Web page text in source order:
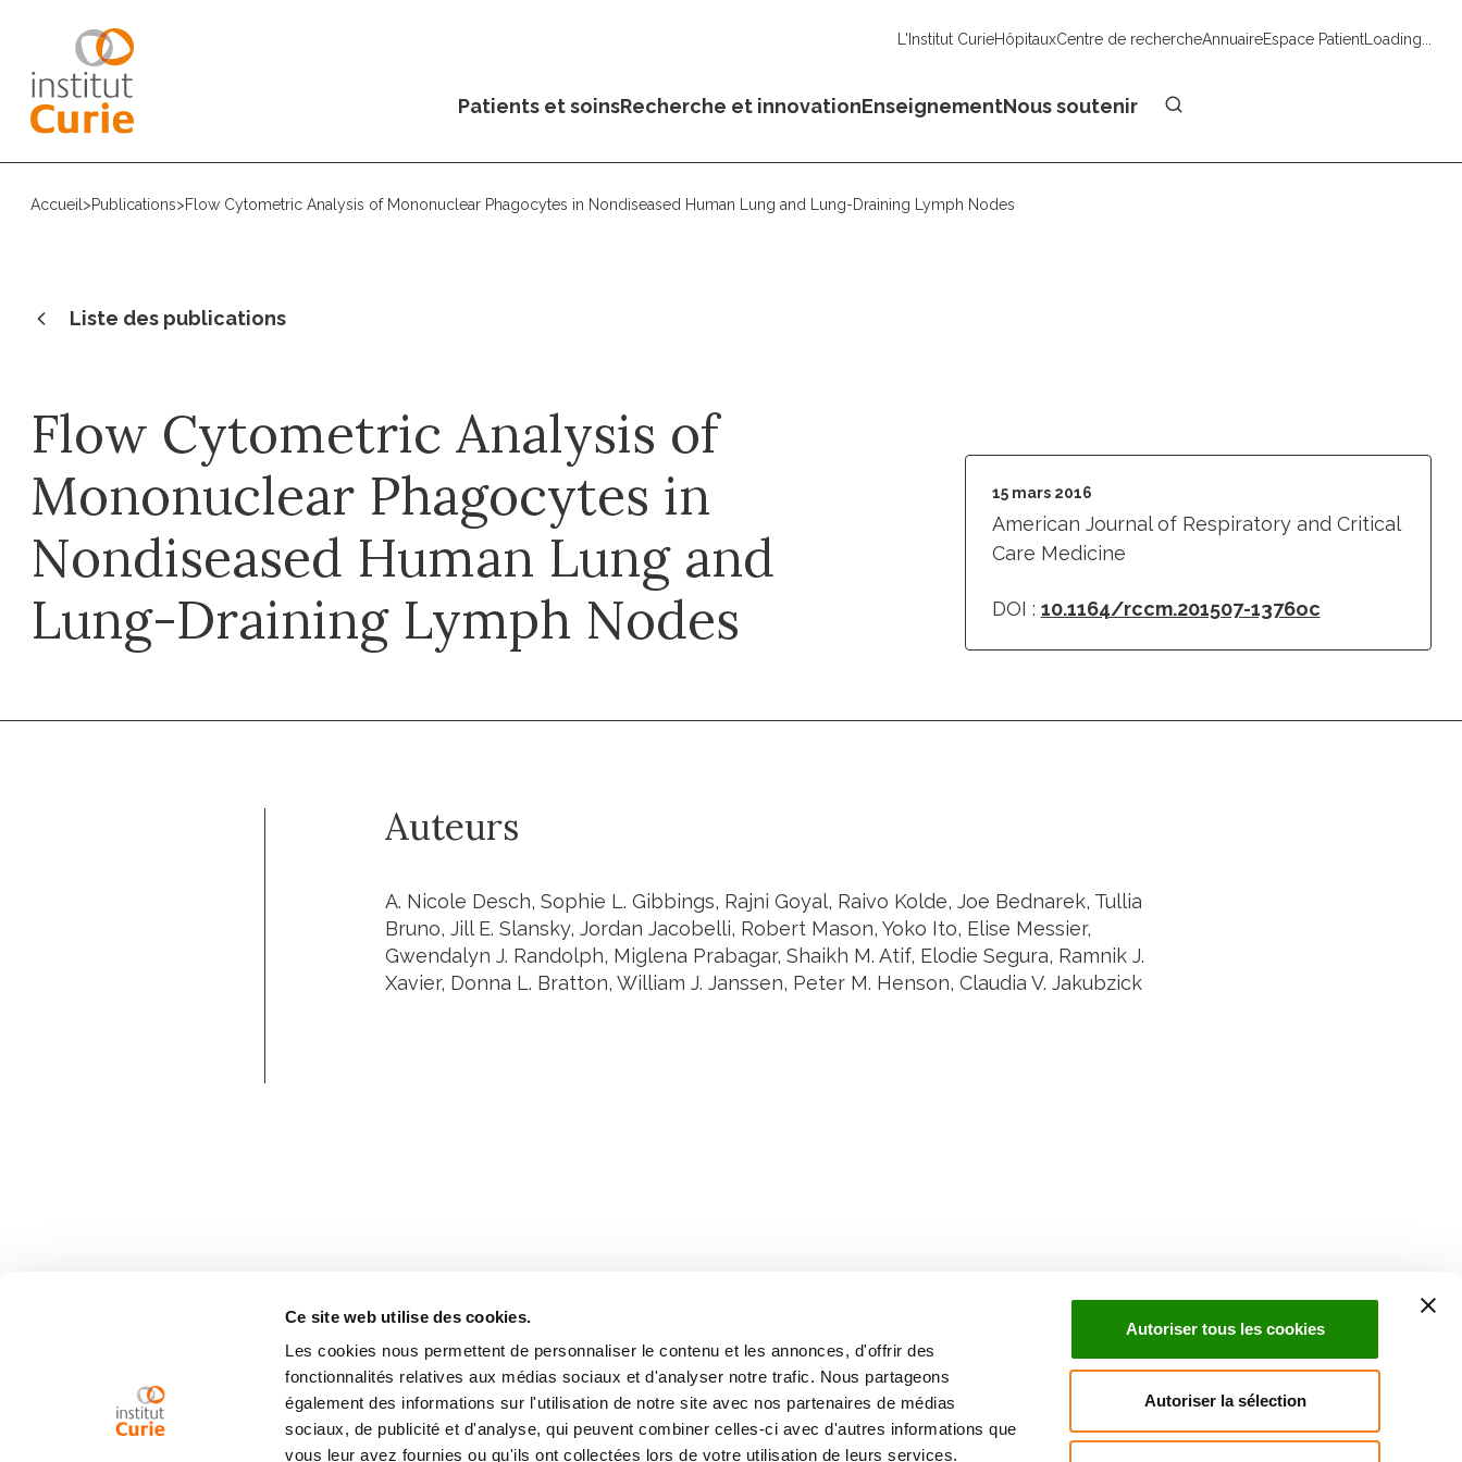
Ce site web utilise des cookies.
Les cookies nous permettent de personnaliser le contenu et les annonces, d'offrir des
fonctionnalités relatives aux médias sociaux et d'analyser notre trafic. Nous partageons
également des informations sur l'utilisation de notre site avec nos partenaires de médias
sociaux, de publicité et d'analyse, qui peuvent combiner celles-ci avec d'autres informations que
vous leur avez fournies ou qu'ils ont collectées lors de votre utilisation de leurs services.
Autoriser tous les cookies
Autoriser la sélection
L'Institut CurieHôpitauxCentre de rechercheAnnuaireEspace PatientLoading...
Patients et soinsRecherche et innovationEnseignementNous soutenir
Accueil >Publications>Flow Cytometric Analysis of Mononuclear Phagocytes in Nondiseased Human Lung and Lung-Draining Lymph Nodes
Liste des publications
Flow Cytometric Analysis of
Mononuclear Phagocytes in
Nondiseased Human Lung and
Lung-Draining Lymph Nodes
15 mars 2016
American Journal of Respiratory and Critical
Care Medicine
DOI : 10.1164/rccm.201507-1376oc
Auteurs
A. Nicole Desch, Sophie L. Gibbings, Rajni Goyal, Raivo Kolde, Joe Bednarek, Tullia
Bruno, Jill E. Slansky, Jordan Jacobelli, Robert Mason, Yoko Ito, Elise Messier,
Gwendalyn J. Randolph, Miglena Prabagar, Shaikh M. Atif, Elodie Segura, Ramnik J.
Xavier, Donna L. Bratton, William J. Janssen, Peter M. Henson, Claudia V. Jakubzick
Inscrivez-vous à la newsletter